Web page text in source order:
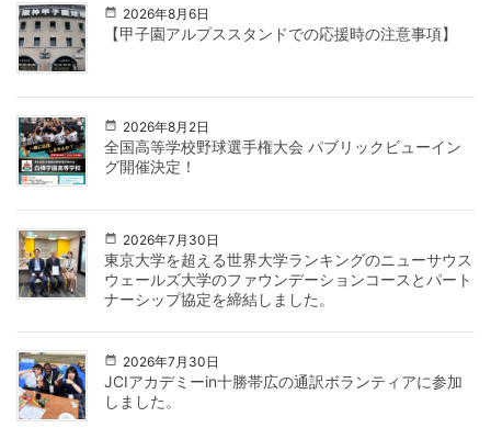
2026年8月6日
【甲子園アルプススタンドでの応援時の注意事項】
2026年8月2日
全国高等学校野球選手権大会 パブリックビューイン
グ開催決定！
2026年7月30日
東京大学を超える世界大学ランキングのニューサウス
ウェールズ大学のファウンデーションコースとパート
ナーシップ協定を締結しました。
2026年7月30日
JCIアカデミーin十勝帯広の通訳ボランティアに参加
しました。